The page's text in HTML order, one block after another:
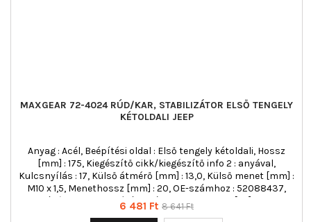
MAXGEAR 72-4024 RÚD/KAR, STABILIZÁTOR ELSŐ TENGELY
KÉTOLDALI JEEP
Anyag : Acél, Beépítési oldal : Első tengely kétoldali, Hossz
[mm] : 175, Kiegészítő cikk/kiegészítő info 2 : anyával,
Kulcsnyílás : 17, Külső átmérő [mm] : 13,0, Külső menet [mm] :
M10 x 1,5, Menethossz [mm] : 20, OE-számhoz : 52088437,
Rúd/kar : kapcsolórúd, Szín : fekete, Tömeg [kg] : 0,41
Ár
6 481 Ft Normál
8 641 Ft